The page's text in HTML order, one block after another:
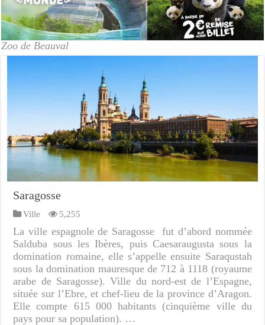
Zoo de Beauval
Saragosse
Ville 5,255
La ville espagnole de Saragosse fut d’abord nommée
Salduba sous les Ibères, puis Caesaraugusta sous la
domination romaine, elle s’appelle ensuite Saraqustah
sous la domination mauresque de 712 à 1118 (royaume
arabe de Saragosse). Ville du nord-est de l’Espagne,
située sur l’Ebre, et chef-lieu de la province d’Aragon.
Elle compte 615 000 habitants (cinquième ville du
pays pour sa population). …